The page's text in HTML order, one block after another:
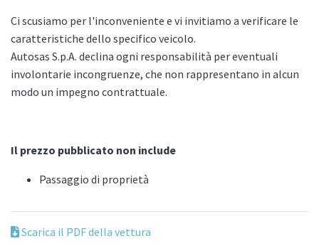
Ci scusiamo per l'inconveniente e vi invitiamo a verificare le
caratteristiche dello specifico veicolo.
Autosas S.p.A. declina ogni responsabilità per eventuali
involontarie incongruenze, che non rappresentano in alcun
modo un impegno contrattuale.
Il prezzo pubblicato non include
Passaggio di proprietà
Scarica il PDF della vettura